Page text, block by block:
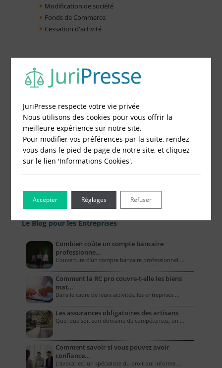
Modification de société
Fonds de Commerce
Cessation d'activité
Le Blog pour les Entreprises
Combien coûte un compte bancaire
professionne…
L’ouverture d’un compte bancaire professionnel …
Comment la RC pro couvre-t-elle les biens
mat…
Dans le cadre de leurs activités, les entreprises …
Les assurances obligatoires des artisans
Quel que soit son domaine de compétences, un …
Comment savoir si vous pouvez avoir
confiance…
L'avocat est un spécialiste du droit qui informe …
JuriPresse respecte votre vie privée
Nous utilisons des cookies pour vous offrir la
meilleure expérience sur notre site.
Pour modifier vos préférences par la suite, rendez-
vous dans le pied de page de notre site, et cliquez
sur le lien 'Informations Cookies'.
Accepter Refuser
Réglages